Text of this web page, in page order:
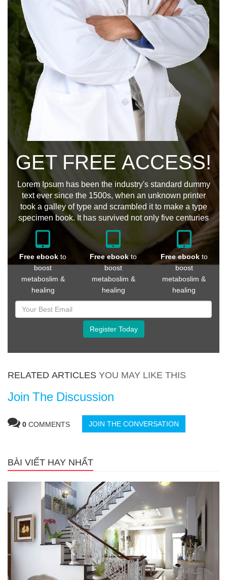
GET FREE ACCESS!
Lorem Ipsum has been the industry's standard dummy
text ever since the 1500s, when an unknown printer
took a galley of type and scrambled it to make a type
specimen book. It has survived not only five centuries
Free ebook to
boost
metaboslim &
healing
Free ebook to
boost
metaboslim &
healing
Free ebookto
boost
metaboslim &
healing
Register Today
RELATED ARTICLES YOU MAY LIKE THIS
Join The Discussion
0 COMMENTS JOIN THE CONVERSATION
BÀI VIẾT HAY NHẤT